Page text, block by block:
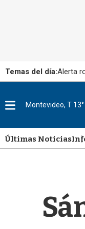
Temas del día:Alerta
M
u
Montevideo, T 13°
Últimas Noticias